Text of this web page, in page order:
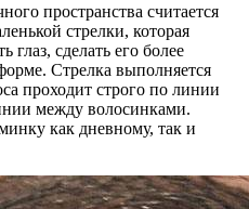
пространства считается
стрелки, которая
глаз, сделать его более
Стрелка выполняется
проходит строго по линии
между волосинками.
как дневному, так и